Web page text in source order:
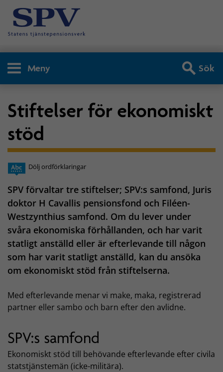
Meny Sök
Stiftelser för ekonomiskt
stöd
Dölj ordförklaringar
SPV förvaltar tre stiftelser; SPV:s samfond, Juris
doktor H Cavallis pensionsfond och Filéen-
Westzynthius samfond. Om du lever under
svåra ekonomiska förhållanden, och har varit
statligt anställd eller är efterlevande till någon
som har varit statligt anställd, kan du ansöka
om ekonomiskt stöd från stiftelserna.
Med efterlevande menar vi make, maka, registrerad
partner eller sambo och barn efter den avlidne.
SPV:s samfond
Ekonomiskt stöd till behövande efterlevande efter civila
statstjänstemän (icke-militära).